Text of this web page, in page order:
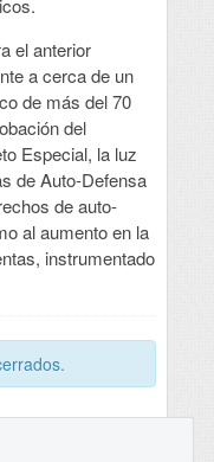
el anterior
a cerca de un
de más del 70
del
Especial, la luz
de Auto-Defensa
de auto-
al aumento en la
instrumentado